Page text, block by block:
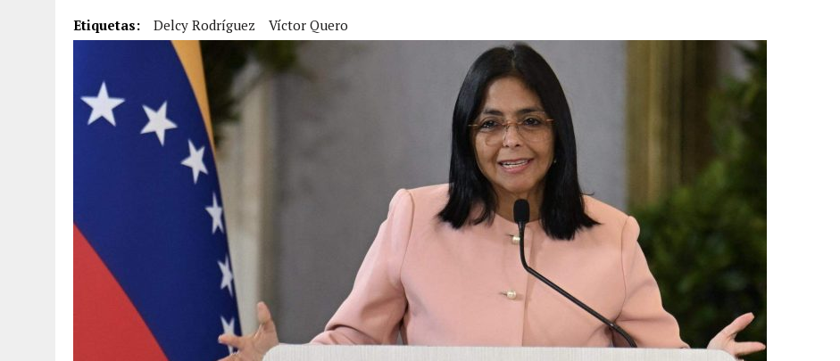
5 AGOSTO, 2026 | HORROR EN BARINAS: UN HOMBRE INDUJO AL SUICIDIO A UNA ADOLESCENTE DE 13 AÑOS TRAS ABUSAR DE ELLA
LA INCREÍBLE FORMA EN LA QUE SOBREVIVIÓ UN HOMBRE Y SU FAMILIA TRAS LOS TERREMOTOS: CAYERON DESDE EL PISO NUEVE DEL
EDIFICIO PETUNIA
Etiquetas: Delcy Rodríguez Víctor Quero